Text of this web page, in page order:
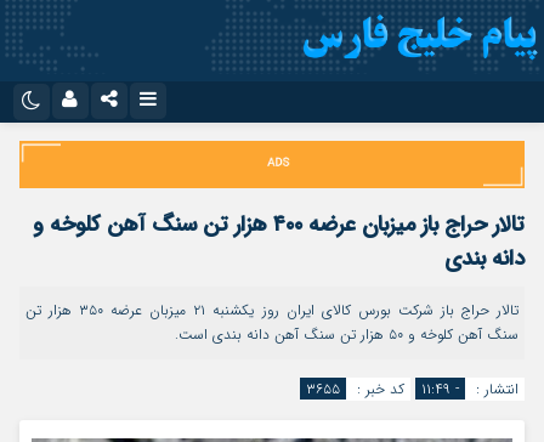
اینستاگرام
تلگرام
سروش
ایتا
آپارات
نام کاربری یا نشانی ایمیل
رمز عبور
مرا به خاطر بسپار
تالار حراج باز میزبان عرضه ۴۰۰ هزار تن سنگ آهن کلوخه و
دانه بندی
تالار حراج باز شرکت بورس کالای ایران روز یکشنبه ۲۱ میزبان عرضه ۳۵۰ هزار تن
سنگ آهن کلوخه و ۵۰ هزار تن سنگ آهن دانه بندی است.
انتشار : - ۱۱:۴۹ کد خبر : ۳۶۵۵